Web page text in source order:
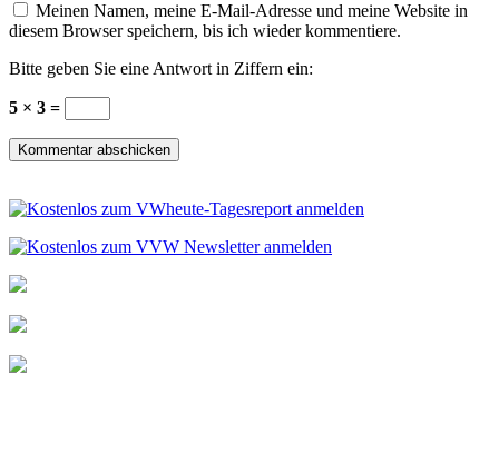
Meinen Namen, meine E-Mail-Adresse und meine Website in
diesem Browser speichern, bis ich wieder kommentiere.
Bitte geben Sie eine Antwort in Ziffern ein:
5 × 3 =